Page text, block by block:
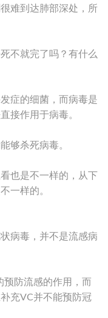
难到达肺部深处，所
不就完了吗？有什么
症的细菌，而病毒是
接作用于病毒。
够杀死病毒。
也是不一样的，从下
一样的。
病毒，并不是流感病
预防流感的作用，而
充VC并不能预防冠